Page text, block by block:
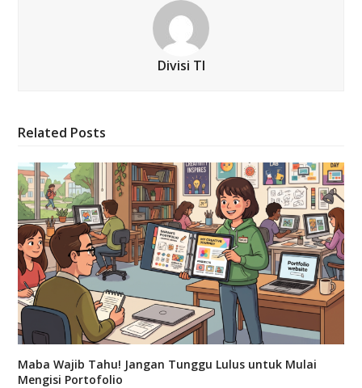
Divisi TI
Related Posts
Maba Wajib Tahu! Jangan Tunggu Lulus untuk Mulai
Mengisi Portofolio